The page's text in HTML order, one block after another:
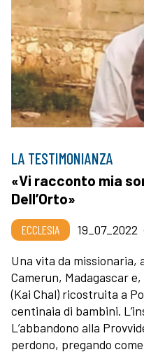
LA TESTIMONIANZA
«Vi racconto mia
Dell’Orto»
ECCLESIA 19_07_2022
Una vita da missionaria,
Camerun, Madagascar
(Kai Chal) ricostruita a
centinaia di bambini.
L’abbandono alla
perdono, pregando